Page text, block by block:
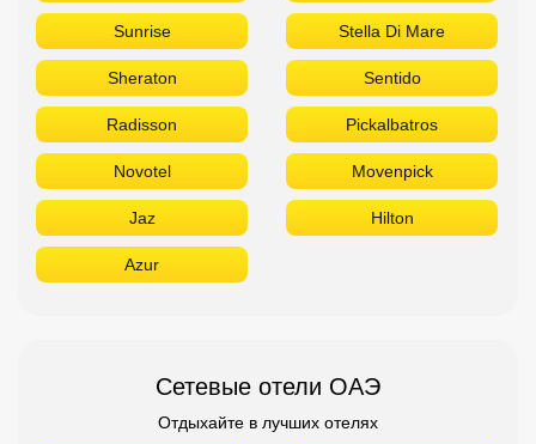
Sunrise Stella Di Mare
Sheraton Sentido
Radisson Pickalbatros
Novotel Movenpick
Jaz Hilton
Azur
Сетевые отели ОАЭ
Отдыхайте в лучших отелях